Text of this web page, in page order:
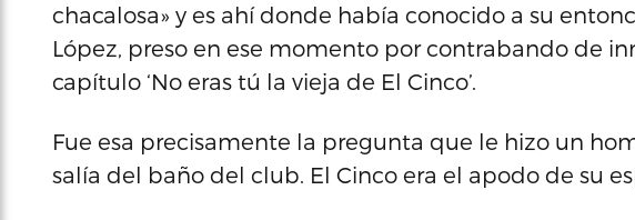
chacalosa» y es ahí donde había conocido a su
López, preso en ese momento por contrabando de
capítulo ‘No eras tú la vieja de El Cinco’.
Fue esa precisamente la pregunta que le hizo un
salía del baño del club. El Cinco era el apodo de su